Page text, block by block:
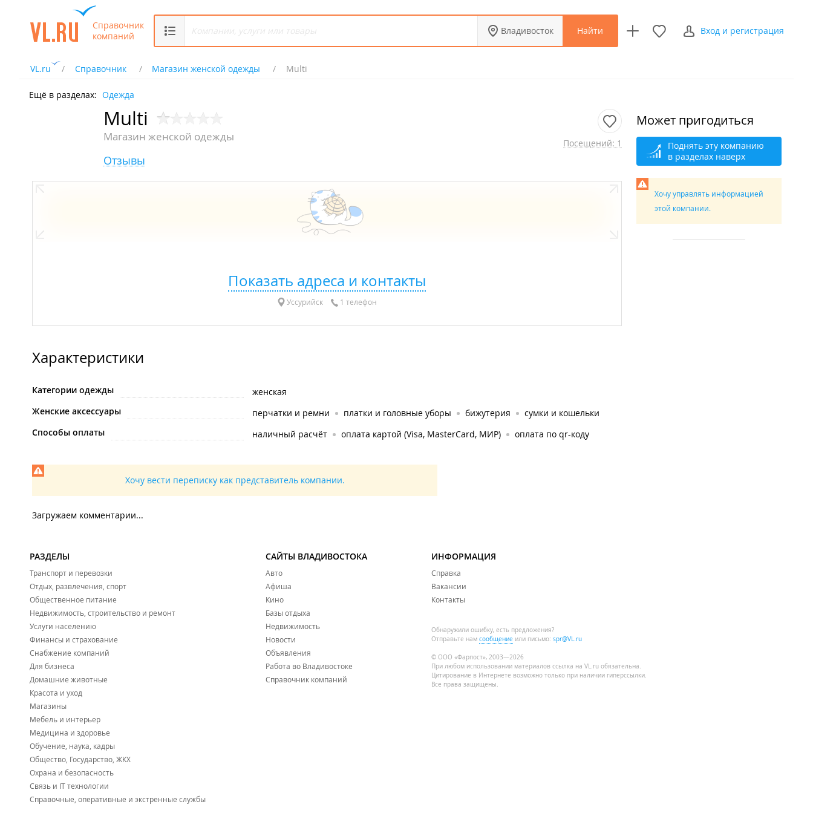
Справочник
компаний
Владивосток Найти Вход и регистрация
VL.ru Справочник Магазин женской одежды Multi
Ещё в разделах: Одежда
Multi
Магазин женской одежды Посещений: 1
Отзывы
Показать адреса и контакты
Уссурийск 1 телефон
Характеристики
Категории одежды
женская
Женские аксессуары
перчатки и ремни платки и головные уборы бижутерия
сумки и кошельки
Способы оплаты
наличный расчёт оплата картой (Visa, MasterCard, МИР) оплата по qr-коду
Хочу вести переписку как представитель компании.
Загружаем комментарии...
Может пригодиться
Поднять эту компанию
в разделах наверх
Хочу управлять информацией
этой компании.
РАЗДЕЛЫ
Транспорт и перевозки
Отдых, развлечения, спорт
Общественное питание
Недвижимость, строительство и ремонт
Услуги населению
Финансы и страхование
Снабжение компаний
Для бизнеса
Домашние животные
Красота и уход
Магазины
Мебель и интерьер
Медицина и здоровье
Обучение, наука, кадры
Общество, Государство, ЖКХ
Охрана и безопасность
Связь и IT технологии
Справочные, оперативные и экстренные службы
САЙТЫ ВЛАДИВОСТОКА
Авто
Афиша
Кино
Базы отдыха
Недвижимость
Новости
Объявления
Работа во Владивостоке
Справочник компаний
ИНФОРМАЦИЯ
Справка
Вакансии
Контакты
Обнаружили ошибку, есть предложения?
Отправьте нам сообщение или письмо: spr@VL.ru
© ООО «Фарпост», 2003—2026
При любом использовании материалов ссылка на VL.ru обязательна.
Цитирование в Интернете возможно только при наличии гиперссылки.
Все права защищены.